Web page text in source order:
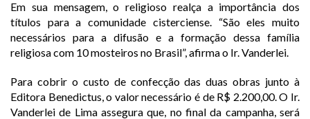
Em sua mensagem, o religioso realça a importância dos
títulos para a comunidade cisterciense. “São eles muito
necessários para a difusão e a formação dessa família
religiosa com 10 mosteiros no Brasil”, afirma o Ir. Vanderlei.
Para cobrir o custo de confecção das duas obras junto à
Editora Benedictus, o valor necessário é de R$ 2.200,00. O Ir.
Vanderlei de Lima assegura que, no final da campanha, será